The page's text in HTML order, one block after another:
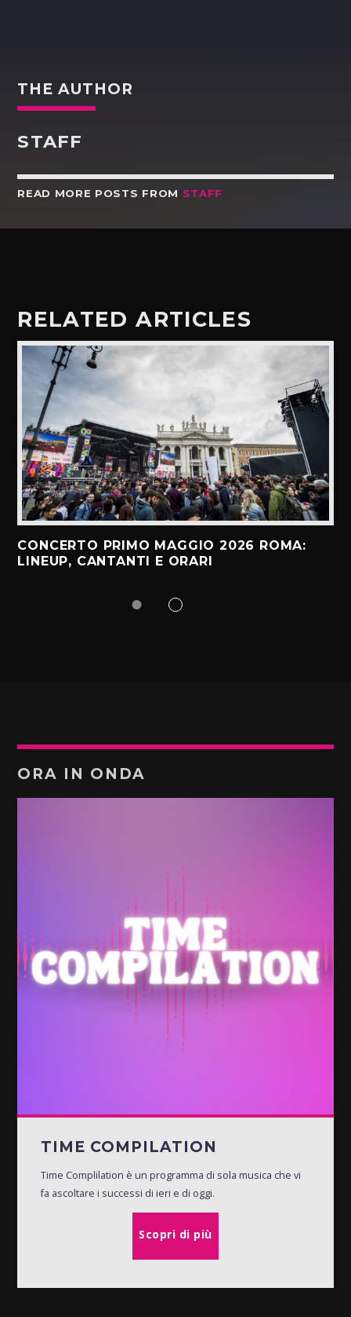
THE AUTHOR
STAFF
READ MORE POSTS FROM STAFF
RELATED ARTICLES
CONCERTO PRIMO MAGGIO 2026 ROMA:
LINEUP, CANTANTI E ORARI
ORA IN ONDA
TIME COMPILATION
Time Complilation è un programma di sola musica che vi
fa ascoltare i successi di ieri e di oggi.
Scopri di più